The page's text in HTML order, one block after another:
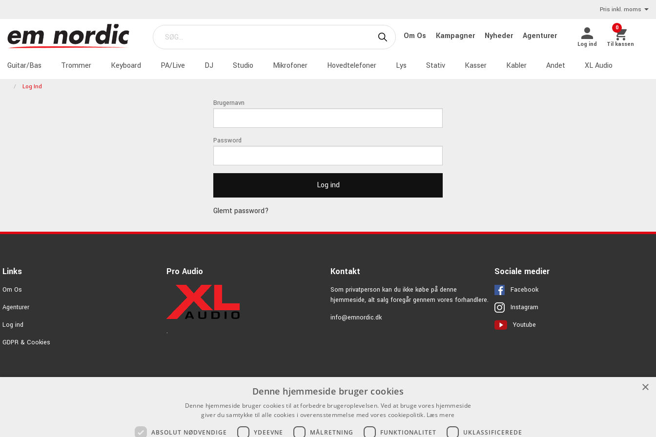
Pris inkl. moms
Om Os Kampagner Nyheder Agenturer
Log ind
0
Til kassen
Guitar/Bas Trommer Keyboard PA/Live DJ Studio Mikrofoner Hovedtelefoner Lys Stativ Kasser Kabler Andet XL Audio
Log Ind
Brugernavn
Password
Glemt password?
Links
Om Os
Agenturer
Log ind
GDPR & Cookies
Pro Audio
.
Kontakt
Som privatperson kan du ikke købe på denne
hjemmeside, alt salg foregår gennem vores forhandlere.
info@emnordic.dk
Sociale medier
Facebook
Instagram
Youtube
×
Denne hjemmeside bruger cookies
Denne hjemmeside bruger cookies til at forbedre brugeroplevelsen. Ved at bruge vores hjemmeside
giver du samtykke til alle cookies i overensstemmelse med vores cookiepolitik. Læs mere
ABSOLUT NØDVENDIGE YDEEVNE MÅLRETNING FUNKTIONALITET UKLASSIFICEREDE